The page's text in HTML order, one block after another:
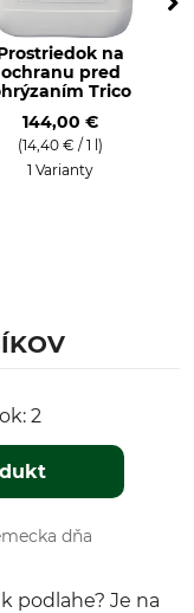
na
ochranu pred
Trico
144,00 €
(14,40 € / 1 l)
1 Varianty
2
dňa
podlahe? Je na